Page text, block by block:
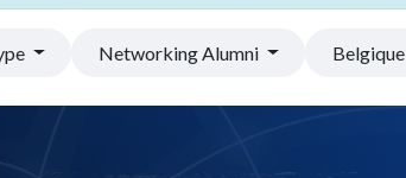
Networking Alumni Belgique